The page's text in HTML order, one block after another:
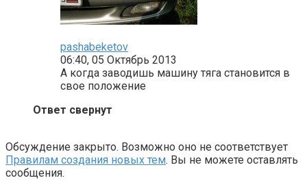
pashabeketov
06:40, 05 Октябрь 2013
А когда заводишь машину тяга становится в
свое положение
Ответ свернут
Обсуждение закрыто. Возможно оно не соответствует
Правилам создания новых тем. Вы не можете оставлять
сообщения.